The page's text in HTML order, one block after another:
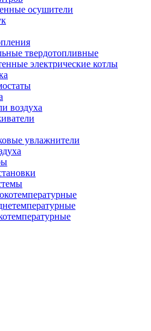
осушители
твердотопливные
электрические котлы
воздуха
увлажнители